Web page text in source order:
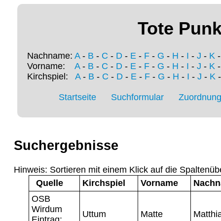
Tote
Nachname: A- B - C - D - E - F - G - H - I - J - K
Vorname: A- B - C - D - E - F - G - H - I - J - K
Kirchspiel: A- B - C - D- E- F- G - H - I - J - K
Startseite Suchformular
Suchergebnisse
Hinweis: Sortieren mit einem Klick auf die
Quelle
Kirchspiel Vorname
OSB
Wirdum
Uttum Matte